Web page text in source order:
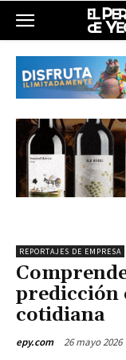
REPORTAJES DE EMPRESA
predicción
cotidiana
epy.com 26 mayo 2026